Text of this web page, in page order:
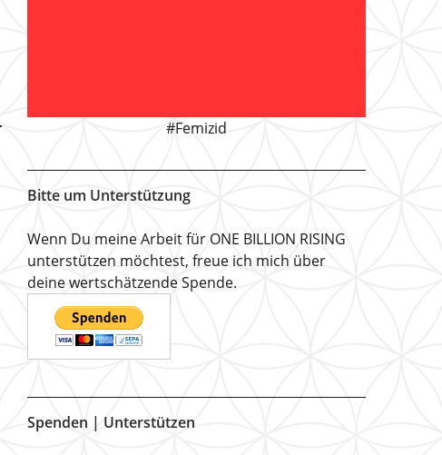
#Femizid
Bitte um Unterstützung
Wenn Du meine Arbeit für ONE BILLION RISING
unterstützen möchtest, freue ich mich über
deine wertschätzende Spende.
Spenden | Unterstützen